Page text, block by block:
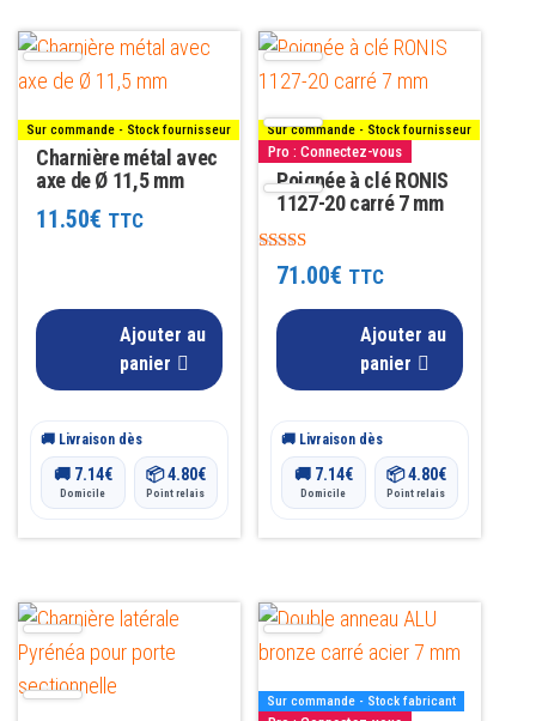
Sur commande - Stock fournisseur
Charnière métal avec
axe de Ø 11,5 mm
11.50€ TTC
Ajouter au
panier
🚚 Livraison dès
🚚 7.14€
Domicile
📦4.80€
Point relais
Sur commande - Stock fournisseur
Pro : Connectez-vous
Poignée à clé RONIS
1127-20 carré 7 mm
Note
4.0071.00€ TTC
Ajouter au
panier
🚚 Livraison dès
🚚 7.14€
Domicile
📦4.80€
Point relais
Sur commande - Stock fabricant